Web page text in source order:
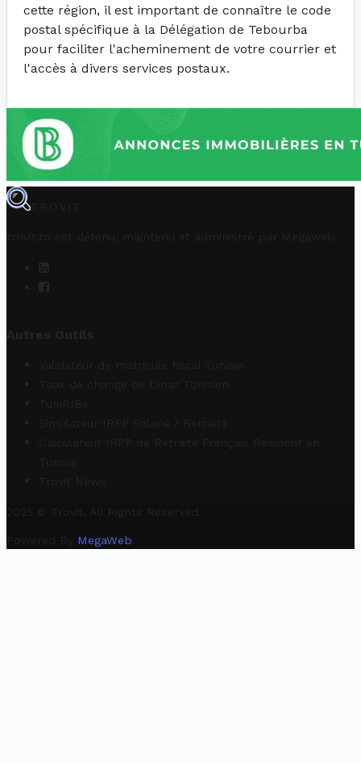
cette région, il est important de connaître le code
postal spécifique à la Délégation de Tebourba
pour faciliter l'acheminement de votre courrier et
l'accès à divers services postaux.
TROVIT
trovit.tn est détenu, maintenu et administré par Megaweb
Autres Outils
Validateur de matricule fiscal Tunisie
Taux de change de Dinar Tunisien
TuniRIBs
Simulateur IRPP Salarié / Retraité
Calculateur IRPP de Retraité Français Résident en
Tunisie
Trovit News
2025 © Trovit. All Rights Reserved.
Powered By MegaWeb